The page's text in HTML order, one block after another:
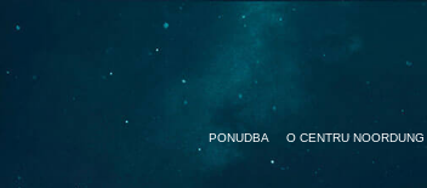
PONUDBA O CENTRU NOORDUNG